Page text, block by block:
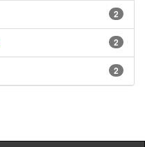
2
2
2